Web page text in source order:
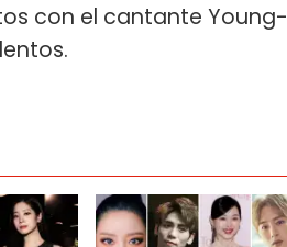
con el cantante